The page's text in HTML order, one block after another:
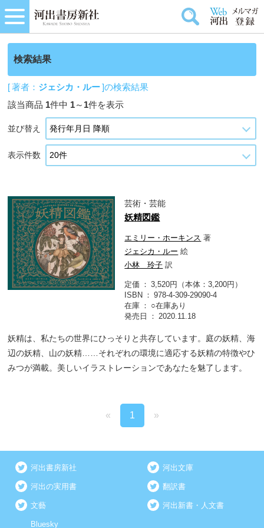
検索結果
[ 著者： ジェシカ・ルー]の検索結果
該当商品 1件中 1～ 1件を表示
並び替え
表示件数
芸術・芸能
妖精図鑑
エミリー・ホーキンス 著
ジェシカ・ルー 絵
小林 玲子 訳
定価
3,520円（本体：3,200円）
ISBN
978-4-309-29090-4
在庫
○在庫あり
発売日
2020.11.18
妖精は、私たちの世界にひっそりと共存しています。庭の妖精、海
辺の妖精、山の妖精……それぞれの環境に適応する妖精の特徴やひ
みつが満載。美しいイラストレーションであなたを魅了します。
« 1 »
河出書房新社 河出文庫
河出の実用書 翻訳書
文藝 河出新書・人文書
Bluesky